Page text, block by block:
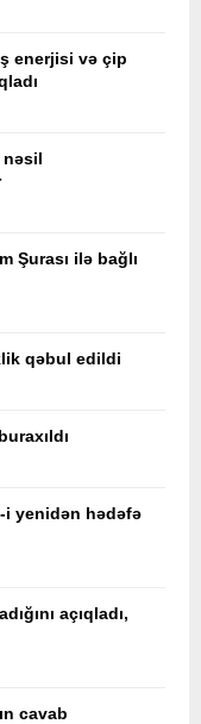
enerjisi və çip
nəsil
Şurası ilə bağlı
qəbul edildi
i yenidən hədəfə
açıqladı,
cavab